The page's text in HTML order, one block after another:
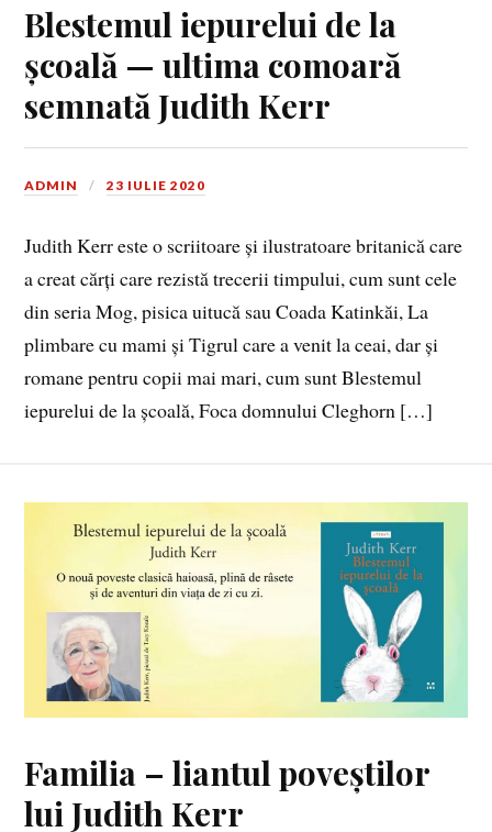
Blestemul iepurelui de la
școală — ultima comoară
semnată Judith Kerr
ADMIN 23 IULIE 2020
Judith Kerr este o scriitoare și ilustratoare britanică care
a creat cărți care rezistă trecerii timpului, cum sunt cele
din seria Mog, pisica uitucă sau Coada Katinkăi, La
plimbare cu mami și Tigrul care a venit la ceai, dar și
romane pentru copii mai mari, cum sunt Blestemul
iepurelui de la școală, Foca domnului Cleghorn […]
Familia – liantul poveștilor
lui Judith Kerr